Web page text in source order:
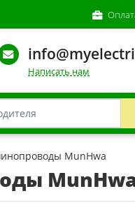
Написать нам
MunHwa